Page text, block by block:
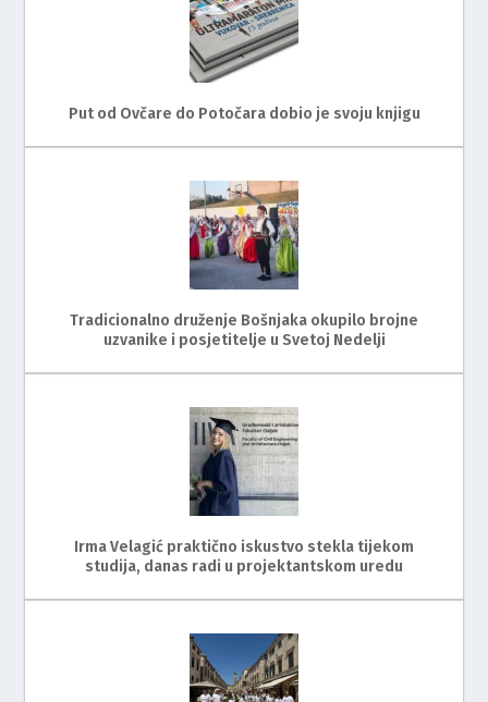
Put od Ovčare do Potočara dobio je svoju knjigu
Tradicionalno druženje Bošnjaka okupilo brojne
uzvanike i posjetitelje u Svetoj Nedelji
Irma Velagić praktično iskustvo stekla tijekom
studija, danas radi u projektantskom uredu